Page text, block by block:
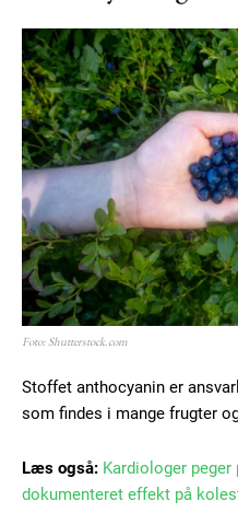
Foto: Shutterstock.com
Stoffet anthocyanin er
som findes i mange frugter
Læs også: Kardiologer
dokumenteret effekt på